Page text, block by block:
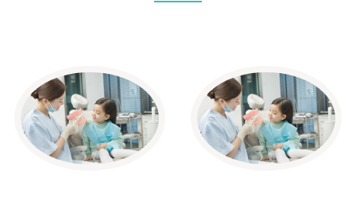
01 02